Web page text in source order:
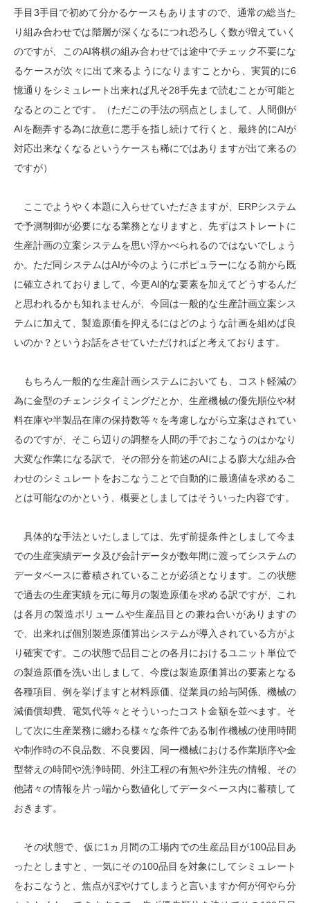
手目3手目で初めて分かるケースもありますので、通常の総当た
り組み合わせでは階層が深くなるにつれ恐ろしく数が増えていく
のですが、このAI将棋の組み合わせでは途中でチェック不要にな
るケースが次々に出て来るようになりますことから、実質的に6
憶通りをシミュレート出来れば凡そ28手先まで読むことが可能と
なるとのことです。（ただこの手法の弱点としまして、人間側が
AIを翻弄する為に故意に悪手を指し続けて行くと、最終的にAIが
対応出来なくなるというケースも稀にではありますが出て来るの
ですが）
ここでようやく本題に入らせていただきますが、ERPシステム
で予測制御が必要になる業務となりますと、先ずはストレートに
生産計画の立案システムを思い浮かべられるのではないでしょう
か。ただ同システムはAIが今のようにポピュラーになる前から既
に確立されておりまして、今更AI的な要素を加えてどうするんだ
と思われるかも知れませんが、今回は一般的な生産計画立案シス
テムに加えて、製造原価を抑えるにはどのような計画を組めば良
いのか？というお話をさせていただければと考えております。
もちろん一般的な生産計画システムにおいても、コスト軽減の
為に金型のチェンジタイミングだとか、生産機械の優先順位や材
料在庫や半製品在庫の保持数等々を考慮しながら立案はされてい
るのですが、そこら辺りの調整を人間の手でおこなうのはかなり
大変な作業になる訳で、その部分を前述のAIによる膨大な組み合
わせのシミュレートをおこなうことで自動的に最適値を求めるこ
とは可能なのかという、概要としましてはそういった内容です。
具体的な手法といたしましては、先ず前提条件としまして今ま
での生産実績データ及び会計データが数年間に渡ってシステムの
データベースに蓄積されていることが必須となります。この状態
で過去の生産実績を元に毎月の製造原価を求める訳ですが、これ
は各月の製造ボリュームや生産品目との兼ね合いがありますの
で、出来れば個別製造原価算出システムが導入されている方がよ
り確実です。この状態で品目ごとの各月におけるユニット単位で
の製造原価を洗い出しまして、今度は製造原価算出の要素となる
各種項目、例を挙げますと材料原価、従業員の給与関係、機械の
減価償却費、電気代等々とそういったコスト金額を並べます。そ
して次に生産業務に纏わる様々な条件である制作機械の使用時間
や制作時の不良品数、不良要因、同一機械における作業順序や金
型替えの時間や洗浄時間、外注工程の有無や外注先の情報、その
他諸々の情報を片っ端から数値化してデータベース内に蓄積して
おきます。
その状態で、仮に1ヵ月間の工場内での生産品目が100品目あ
ったとしますと、一気にその100品目を対象にしてシミュレート
をおこなうと、焦点がぼやけてしまうと言いますか何が何やら分